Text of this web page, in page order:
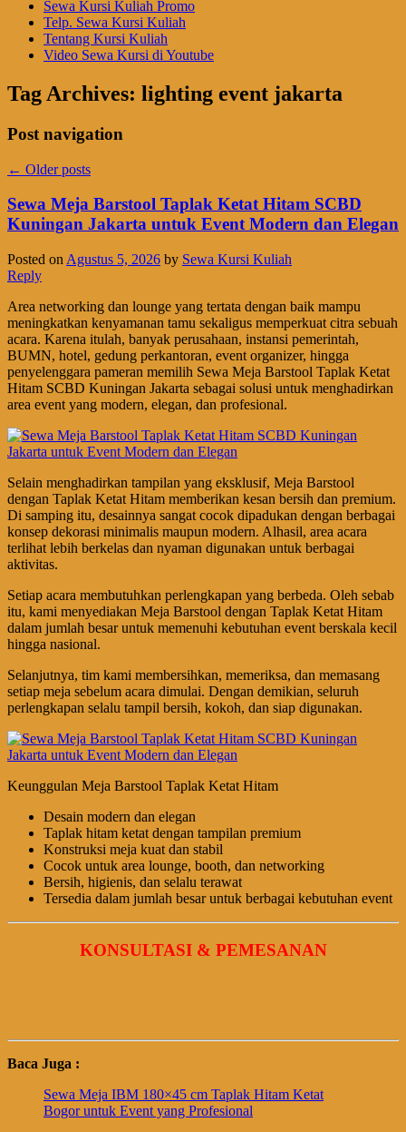
Sewa Kursi Kuliah Promo
Telp. Sewa Kursi Kuliah
Tentang Kursi Kuliah
Video Sewa Kursi di Youtube
Tag Archives: lighting event jakarta
Post navigation
← Older posts
Sewa Meja Barstool Taplak Ketat Hitam SCBD
Kuningan Jakarta untuk Event Modern dan Elegan
Posted on Agustus 5, 2026 by Sewa Kursi Kuliah
Reply
Area networking dan lounge yang tertata dengan baik mampu
meningkatkan kenyamanan tamu sekaligus memperkuat citra sebuah
acara. Karena itulah, banyak perusahaan, instansi pemerintah,
BUMN, hotel, gedung perkantoran, event organizer, hingga
penyelenggara pameran memilih Sewa Meja Barstool Taplak Ketat
Hitam SCBD Kuningan Jakarta sebagai solusi untuk menghadirkan
area event yang modern, elegan, dan profesional.
Selain menghadirkan tampilan yang eksklusif, Meja Barstool
dengan Taplak Ketat Hitam memberikan kesan bersih dan premium.
Di samping itu, desainnya sangat cocok dipadukan dengan berbagai
konsep dekorasi minimalis maupun modern. Alhasil, area acara
terlihat lebih berkelas dan nyaman digunakan untuk berbagai
aktivitas.
Setiap acara membutuhkan perlengkapan yang berbeda. Oleh sebab
itu, kami menyediakan Meja Barstool dengan Taplak Ketat Hitam
dalam jumlah besar untuk memenuhi kebutuhan event berskala kecil
hingga nasional.
Selanjutnya, tim kami membersihkan, memeriksa, dan memasang
setiap meja sebelum acara dimulai. Dengan demikian, seluruh
perlengkapan selalu tampil bersih, kokoh, dan siap digunakan.
Keunggulan Meja Barstool Taplak Ketat Hitam
Desain modern dan elegan
Taplak hitam ketat dengan tampilan premium
Konstruksi meja kuat dan stabil
Cocok untuk area lounge, booth, dan networking
Bersih, higienis, dan selalu terawat
Tersedia dalam jumlah besar untuk berbagai kebutuhan event
KONSULTASI & PEMESANAN
Baca Juga :
Sewa Meja IBM 180×45 cm Taplak Hitam Ketat
Bogor untuk Event yang Profesional